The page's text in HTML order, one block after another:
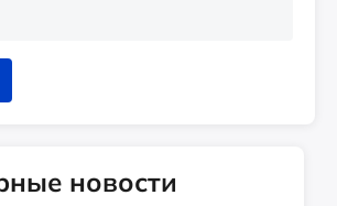
новости